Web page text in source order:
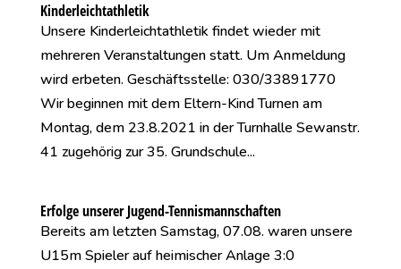
Kinderleichtathletik
Unsere Kinderleichtathletik findet wieder mit
mehreren Veranstaltungen statt. Um Anmeldung
wird erbeten. Geschäftsstelle: 030/33891770
Wir beginnen mit dem Eltern-Kind Turnen am
Montag, dem 23.8.2021 in der Turnhalle Sewanstr.
41 zugehörig zur 35. Grundschule...
Erfolge unserer Jugend-Tennismannschaften
Bereits am letzten Samstag, 07.08. waren unsere
U15m Spieler auf heimischer Anlage 3:0